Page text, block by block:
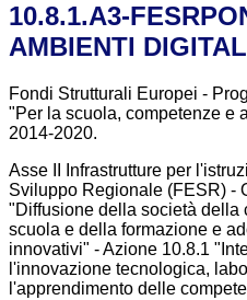
10.8.1.A3-
AMBIENTI
Fondi Strutturali Europei -
"Per la scuola, competenze e
2014-2020.
Asse II Infrastrutture per
Sviluppo Regionale (FESR) -
"Diffusione della società della
scuola e della formazione e
innovativi" - Azione 10.8.1
l'innovazione tecnologica,
l'apprendimento delle